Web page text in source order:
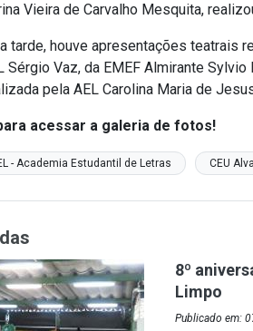
Vieira de Carvalho Mesquita,
tarde, houve apresentações teatrais
Sérgio Vaz, da EMEF Almirante
pela AEL Carolina Maria de
acessar a galeria de fotos!
- Academia Estudantil de Letras CEU
8º
Limpo
Publicado em: